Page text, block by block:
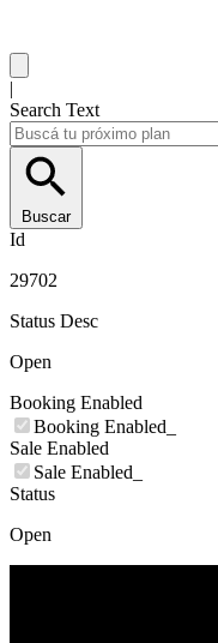
|
Search Text
Buscar
Id
29702
Status Desc
Open
Booking Enabled
Booking Enabled_
Sale Enabled
Sale Enabled_
Status
Open